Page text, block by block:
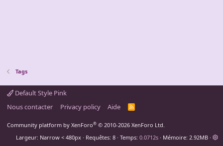
Tags
Default Style Pink
Nous contacter
Privacy policy Aide
R
Community platform by XenForo® © 2010-2026 XenForo Ltd.
Largeur
Requêtes 8 Temps 0.0712s Mémoire 2.92MB